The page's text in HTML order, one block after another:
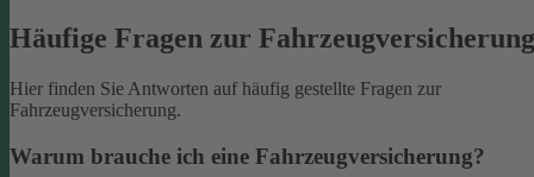
Häufige Fragen zur Fahrzeugversicherung
Hier finden Sie Antworten auf häufig gestellte Fragen zur
Fahrzeugversicherung.
Warum brauche ich eine Fahrzeugversicherung?